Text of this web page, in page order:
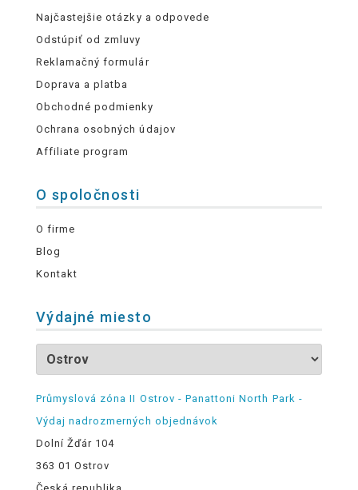
Najčastejšie otázky a odpovede
Odstúpiť od zmluvy
Reklamačný formulár
Doprava a platba
Obchodné podmienky
Ochrana osobných údajov
Affiliate program
O spoločnosti
O firme
Blog
Kontakt
Výdajné miesto
Průmyslová zóna II Ostrov - Panattoni North Park -
Výdaj nadrozmerných objednávok
Dolní Žďár 104
363 01 Ostrov